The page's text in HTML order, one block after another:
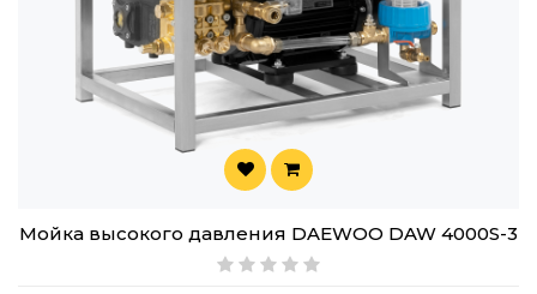
Мойка высокого давления DAEWOO DAW 4000S-3